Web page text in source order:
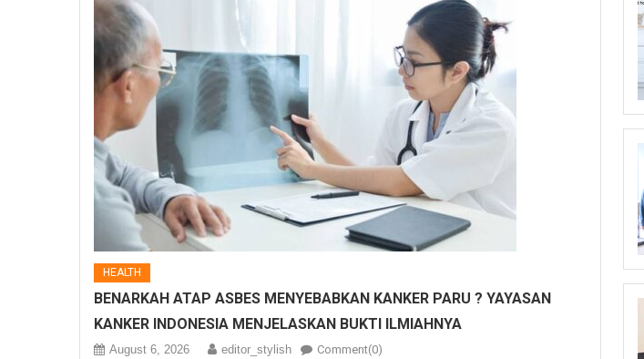
HEALTH
BENARKAH ATAP ASBES MENYEBABKAN KANKER PARU ? YAYASAN
KANKER INDONESIA MENJELASKAN BUKTI ILMIAHNYA
August 6, 2026 editor_stylish Comment(0)